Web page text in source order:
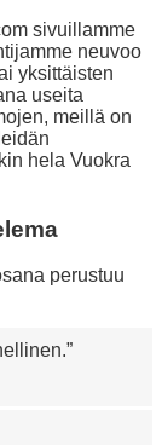
sivuillamme
neuvoo
yksittäisten
useita
meillä on
hela Vuokra
perustuu